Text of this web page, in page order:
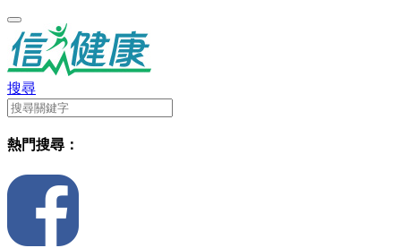
搜尋
熱門搜尋：